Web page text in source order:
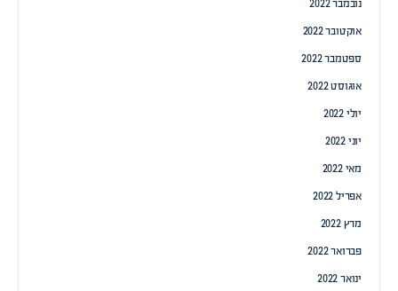
נובמבר 2022
אוקטובר 2022
ספטמבר 2022
אוגוסט 2022
יולי 2022
יוני 2022
מאי 2022
אפריל 2022
מרץ 2022
פברואר 2022
ינואר 2022